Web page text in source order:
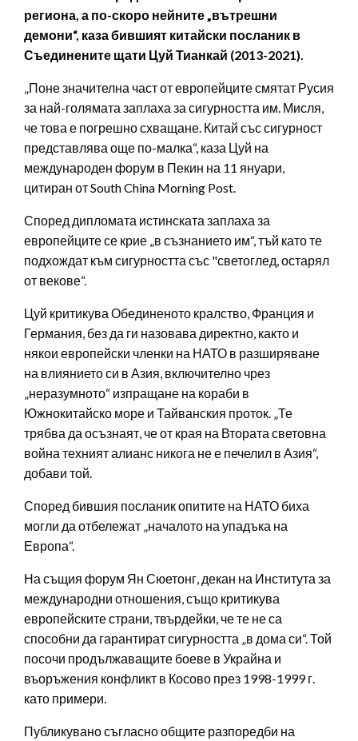
региона, а по-скоро нейните „вътрешни
демони“, каза бившият китайски посланик в
Съединените щати Цуй Тианкай (2013-2021).
„Поне значителна част от европейците смятат Русия
за най-голямата заплаха за сигурността им. Мисля,
че това е погрешно схващане. Китай със сигурност
представлява още по-малка“, каза Цуй на
международен форум в Пекин на 11 януари,
цитиран от South China Morning Post.
Според дипломата истинската заплаха за
европейците се крие „в съзнанието им“, тъй като те
подхождат към сигурността със "светоглед, остарял
от векове“.
Цуй критикува Обединеното кралство, Франция и
Германия, без да ги назовава директно, както и
някои европейски членки на НАТО в разширяване
на влиянието си в Азия, включително чрез
„неразумното“ изпращане на кораби в
Южнокитайско море и Тайванския проток. „Те
трябва да осъзнаят, че от края на Втората световна
война техният алианс никога не е печелил в Азия“,
добави той.
Според бившия посланик опитите на НАТО биха
могли да отбележат „началото на упадъка на
Европа“.
На същия форум Ян Сюетонг, декан на Института за
международни отношения, също критикува
европейските страни, твърдейки, че те не са
способни да гарантират сигурността „в дома си“. Той
посочи продължаващите боеве в Украйна и
въоръжения конфликт в Косово през 1998-1999 г.
като примери.
Публикувано съгласно общите разпоредби на